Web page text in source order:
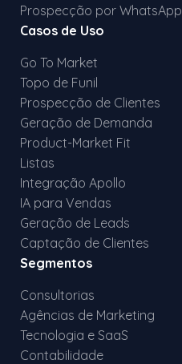
Prospecção por WhatsApp
Casos de Uso
Go To Market
Topo de Funil
Prospecção de Clientes
Geração de Demanda
Product-Market Fit
Listas
Integração Apollo
IA para Vendas
Geração de Leads
Captação de Clientes
Segmentos
Consultorias
Agências de Marketing
Tecnologia e SaaS
Contabilidade